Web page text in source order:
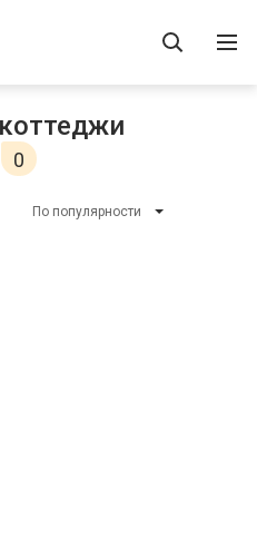
0
По популярности